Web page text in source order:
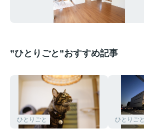
”ひとりごと”おすすめ記事
ひとりごと ひとりごと